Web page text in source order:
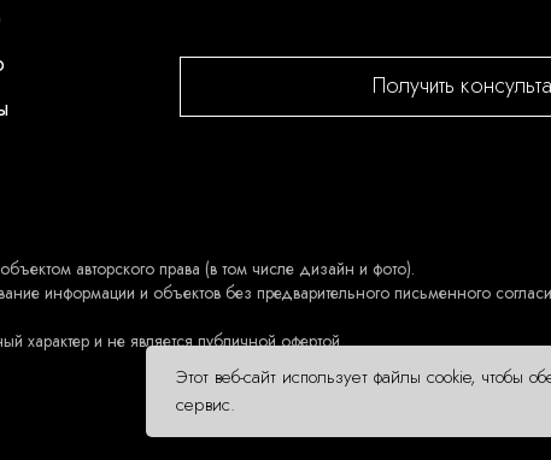
Получить
авторского права (в том числе дизайн и фото).
информации и объектов без предварительного письменного
характер и не является публичной офертой.
Этот веб-сайт использует файлы cookie, чтобы
сервис.